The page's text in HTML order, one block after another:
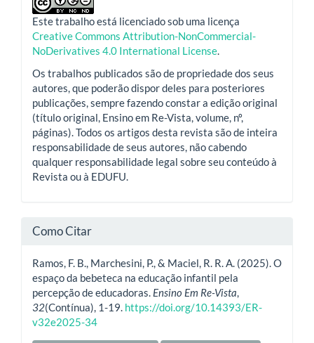
Este trabalho está licenciado sob uma licença
Creative Commons Attribution-NonCommercial-
NoDerivatives 4.0 International License.
Os trabalhos publicados são de propriedade dos seus
autores, que poderão dispor deles para posteriores
publicações, sempre fazendo constar a edição original
(título original, Ensino em Re-Vista, volume, nº,
páginas). Todos os artigos desta revista são de inteira
responsabilidade de seus autores, não cabendo
qualquer responsabilidade legal sobre seu conteúdo à
Revista ou à EDUFU.
Como Citar
Ramos, F. B., Marchesini, P., & Maciel, R. R. A. (2025). O
espaço da bebeteca na educação infantil pela
percepção de educadoras. Ensino Em Re-Vista,
32(Contínua), 1-19. https://doi.org/10.14393/ER-
v32e2025-34